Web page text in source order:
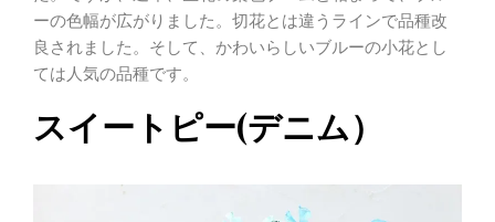
ーの色幅が広がりました。切花とは違うラインで品種改
良されました。そして、かわいらしいブルーの小花とし
ては人気の品種です。
スイートピー(デニム）